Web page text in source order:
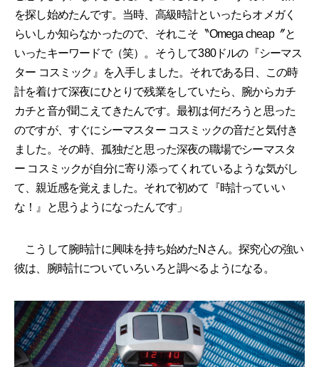
を探し始めたんです。当時、高級時計といったらオメガく
らいしか知らなかったので、それこそ〝Omega cheap〞と
いったキーワードで（笑）。そうして380ドルの『シーマス
ター コスミック』を入手しました。それである日、この時
計を着けて深夜にひとりで残業をしていたら、腕からカチ
カチと音が聞こえてきたんです。最初は何だろうと思った
のですが、すぐにシーマスター コスミックの音だと気付き
ました。その時、孤独だと思った深夜の職場でシーマスタ
ー コスミックが自分に寄り添ってくれているような気がし
て、親近感を覚えました。それで初めて『時計っていい
な！』と思うようになったんです」
こうして腕時計に興味を持ち始めたNさん。探究心の強い
彼は、腕時計についていろいろと調べるようになる。